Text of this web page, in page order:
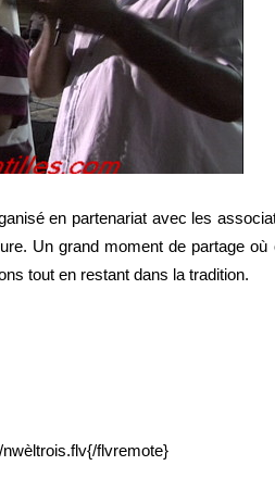
en partenariat avec les
Un grand moment de partage
tout en restant dans la tradition.
flvremote}